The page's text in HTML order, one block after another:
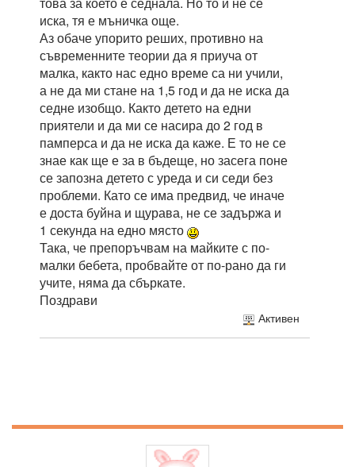
иска, тя е мъничка още.
Аз обаче упорито реших, противно на
съвременните теории да я приуча от
малка, както нас едно време са ни учили,
а не да ми стане на 1,5 год и да не иска да
седне изобщо. Както детето на едни
приятели и да ми се насира до 2 год в
памперса и да не иска да каже. Е то не се
знае как ще е за в бъдеще, но засега поне
се запозна детето с уреда и си седи без
проблеми. Като се има предвид, че иначе
е доста буйна и щурава, не се задържа и
1 секунда на едно място
Така, че препоръчвам на майките с по-
малки бебета, пробвайте от по-рано да ги
учите, няма да сбъркате.
Поздрави
Активен